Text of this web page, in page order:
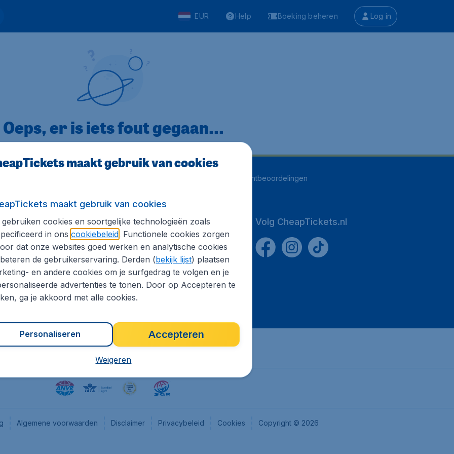
EUR Help Boeking beheren Log in
Oeps, er is iets fout gegaan...
klantbeoordelingen
informatie
pers
Internationale sites
CheapTickets.be
Flugladen.de
CheapTickets.ch
CheapTickets.sg
Volg CheapTickets.nl
Algemene voorwaarden Disclaimer Privacybeleid Cookies Copyright © 2026
maakt gebruik van cookies
maakt gebruik van cookies
gebruiken cookies en soortgelijke technologieën zoals
in ons cookiebeleid. Functionele cookies zorgen
dat onze websites goed werken en analytische cookies
de gebruikerservaring. Derden (bekijk lijst) plaatsen
en andere cookies om je surfgedrag te volgen en je
advertenties te tonen. Door op Accepteren te
ga je akkoord met alle cookies.
Accepteren
Personaliseren
Weigeren